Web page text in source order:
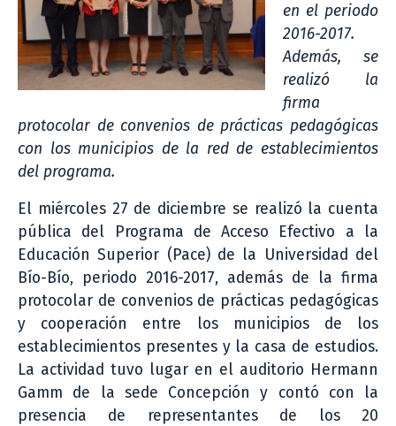
en el periodo
2016-2017.
Además, se
realizó la
firma
protocolar de convenios de prácticas pedagógicas
con los municipios de la red de establecimientos
del programa.
El miércoles 27 de diciembre se realizó la cuenta
pública del Programa de Acceso Efectivo a la
Educación Superior (Pace) de la Universidad del
Bío-Bío, periodo 2016-2017, además de la firma
protocolar de convenios de prácticas pedagógicas
y cooperación entre los municipios de los
establecimientos presentes y la casa de estudios.
La actividad tuvo lugar en el auditorio Hermann
Gamm de la sede Concepción y contó con la
presencia de representantes de los 20